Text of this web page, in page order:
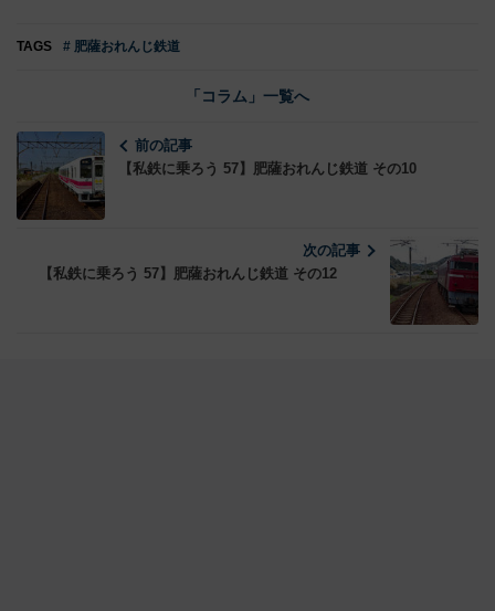
TAGS # 肥薩おれんじ鉄道
「コラム」一覧へ
前の記事
【私鉄に乗ろう 57】肥薩おれんじ鉄道 その10
次の記事
【私鉄に乗ろう 57】肥薩おれんじ鉄道 その12